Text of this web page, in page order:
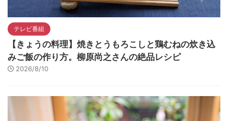
テレビ番組
【きょうの料理】焼きとうもろこしと鶏むねの炊き込
みご飯の作り方。柳原尚之さんの絶品レシピ
2026/8/10